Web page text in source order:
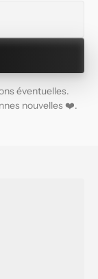
éventuelles.
nouvelles ❤️.